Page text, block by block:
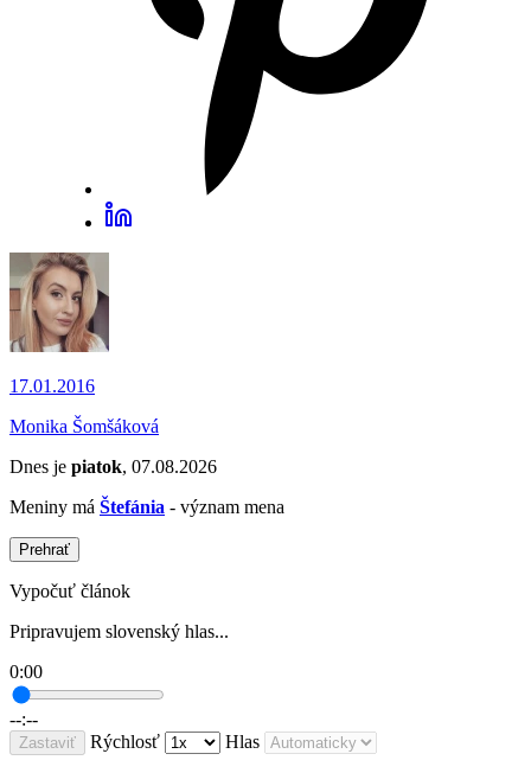
17.01.2016
Monika Šomšáková
Dnes je piatok, 07.08.2026
Meniny má Štefánia - význam mena
Prehrať
Vypočuť článok
Pripravujem slovenský hlas...
0:00
--:--
Zastaviť Rýchlosť Hlas